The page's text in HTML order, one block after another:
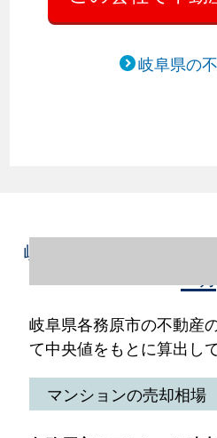
岐阜県の
岐阜県各務原市の不動
岐阜県各務原市の不動産
て中央値をもとに算出し
マンションの売却相場